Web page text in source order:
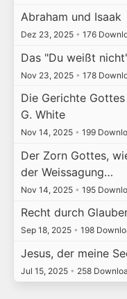
Abraham und Isaak
Dez 23, 2025 • 176
Das "Du weißt
Nov 23, 2025 • 178
Die Gerichte
G. White
Nov 14, 2025 • 199
Der Zorn Gottes,
der Weissagung…
Nov 14, 2025 • 195
Recht durch
Sep 18, 2025 • 198
Jesus, der meine
Jul 15, 2025 • 258